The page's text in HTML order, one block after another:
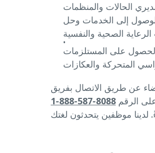
الحالات والمنظمات
إلى الخدمات وحل
الصحية والنفسية
على المستلزمات
المتحركة والعكازات
عن طريق الاتصال بفريق
الرقم 8088-587-888-1